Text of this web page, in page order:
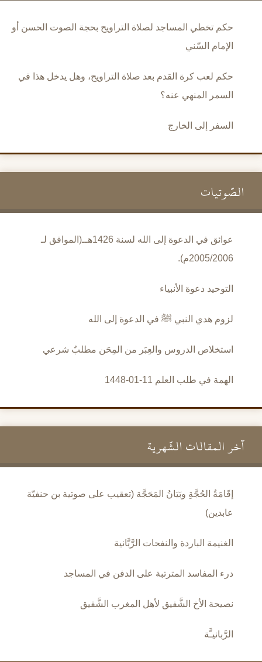
حكم تخطي المساجد لصلاة التراويح بحجة الصوت الحسن أو
الإمام السّني
حكم لعب كرة القدم بعد صلاة التراويح، وهل يدخل هذا في
السمر المنهي عنه؟
السفر إلى الخارج
الصَّوتيات
عوائق في الدعوة إلى الله لسنة 1426هــ(الموافق لـ
2005/2006م).
التوحيد دعوة الأنبياء
لزوم هدي النبي ﷺ في الدعوة إلى الله
استخلاص الدروس والعِبَر من المِحَن مطلبٌ شرعي
الهمة في طلب العلم 11-01-1448
آخر المقالات الشَّهرية
إقَامَةُ الحُجَّةِ وبَيَانُ المَحَجَّة (تعقيب على صوتية بن حنفيّة
عابدين)
الغنيمة الباردة والنفحات الرَّبَّانية
درء المفاسد المترتبة على الدفن في المساجد
نصيحة الأخ الشَّفيق لأهل المغرب الشَّقيق
الرَّبانيـَّة